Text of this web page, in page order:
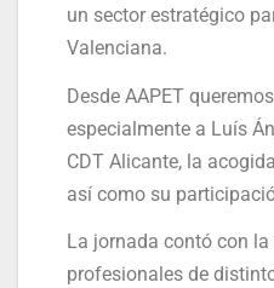
un sector estratégico
Valenciana.
Desde AAPET
especialmente a Luís
CDT Alicante, la
así como su
La jornada contó con
profesionales de